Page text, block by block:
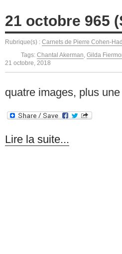
21 octobre 965
Rubrique(s) : Carnets de Pierre Cohen-
Tags: Chantal Akerman, Gilda
21 octobre, 2018
quatre images, plus une
Lire la suite...